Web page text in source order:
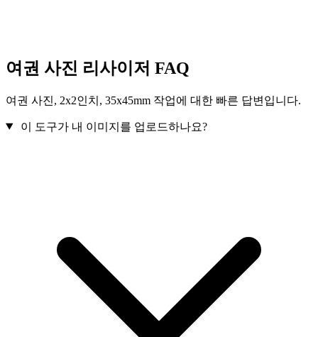
여권 사진 리사이저 FAQ
여권 사진, 2x2인치, 35x45mm 작업에 대한 빠른 답변입니다.
이 도구가 내 이미지를 업로드하나요?